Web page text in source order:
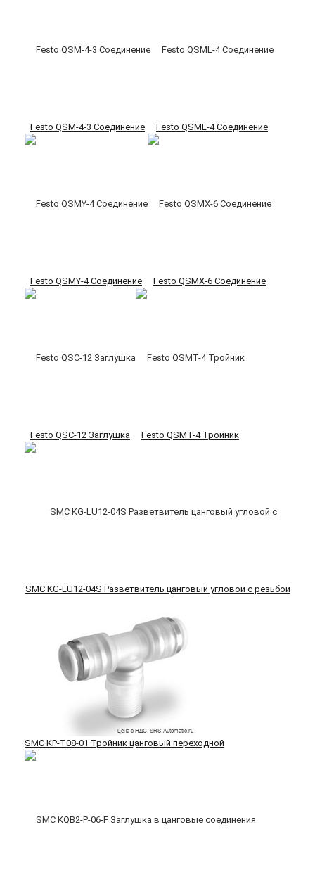
Festo QSM-4-3 Соединение Festo QSML-4 Соединение
Festo QSMY-4 Соединение Festo QSMX-6 Соединение
Festo QSC-12 Заглушка Festo QSMT-4 Тройник
SMC KG-LU12-04S Разветвитель цанговый угловой с резьбой
SMC KP-T08-01 Тройник цанговый переходной